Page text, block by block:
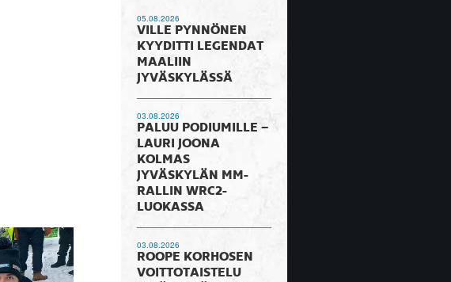
05.08.2026
VILLE PYNNÖNEN
KYYDITTI LEGENDAT
MAALIIN
JYVÄSKYLÄSSÄ
03.08.2026
PALUU PODIUMILLE –
LAURI JOONA
KOLMAS
JYVÄSKYLÄN MM-
RALLIN WRC2-
LUOKASSA
03.08.2026
ROOPE KORHOSEN
VOITTOTAISTELU